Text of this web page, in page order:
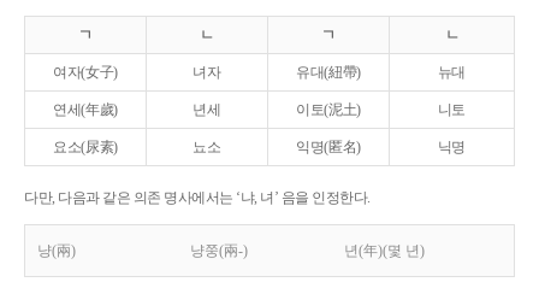
ㄱ ㄴ ㄱ ㄴ
여자(女子) 녀자 유대(紐帶) 뉴대
연세(年歲) 년세 이토(泥土) 니토
요소(尿素) 뇨소 익명(匿名) 닉명
다만, 다음과 같은 의존 명사에서는 ‘냐, 녀’ 음을 인정한다.
냥(兩) 냥쭝(兩-) 년(年)(몇 년)